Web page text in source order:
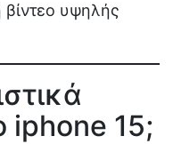
υψηλής
iphone 15;